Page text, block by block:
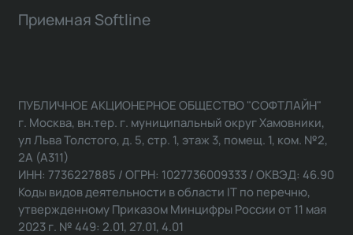
Приемная Softline
ПУБЛИЧНОЕ АКЦИОНЕРНОЕ ОБЩЕСТВО "СОФТЛАЙН"
г. Москва, вн.тер. г. муниципальный округ Хамовники,
ул Льва Толстого, д. 5, стр. 1, этаж 3, помещ. 1, ком. №2,
2А (А311)
ИНН: 7736227885 / ОГРН: 1027736009333 / ОКВЭД: 46.90
Коды видов деятельности в области IT по перечню,
утвержденному Приказом Минцифры России от 11 мая
2023 г. № 449: 2.01, 27.01, 4.01